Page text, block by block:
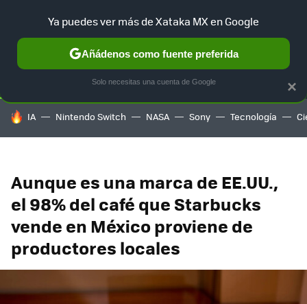
SELECCIÓN GAMING HOME AUTO TERRITORIO
HOY SE HABLA DE
IA Nintendo Switch NASA Sony Tecnología
Aunque es una marca de EE.UU.,
el 98% del café que Starbucks
vende en México proviene de
productores locales
×
Ya puedes ver más de Xataka MX en Google
Añádenos como fuente preferida
Solo necesitas una cuenta de Google